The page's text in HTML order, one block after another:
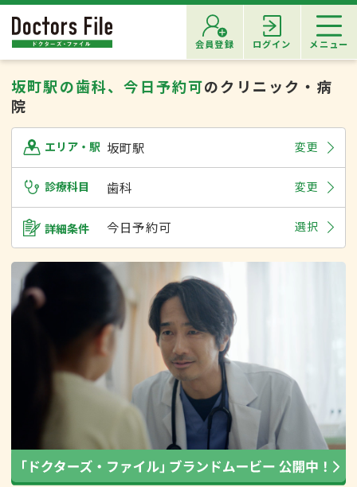
会員登録 ログイン メニュー
坂町駅の歯科、今日予約可のクリニック・病
院
エリア・駅 坂町駅 変更
診療科目 歯科 変更
詳細条件 今日予約可 選択